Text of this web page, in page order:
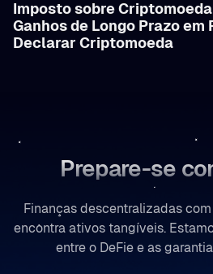
Imposto sobre
Ganhos de Longo Prazo em
Declarar Criptomoeda
Prepare-se
Finanças descentralizadas
encontra ativos tangíveis.
entre o DeFie e as